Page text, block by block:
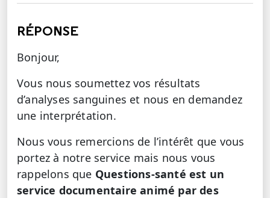
RÉPONSE
Bonjour,
Vous nous soumettez vos résultats
d’analyses sanguines et nous en demandez
une interprétation.
Nous vous remercions de l’intérêt que vous
portez à notre service mais nous vous
rappelons que Questions-santé est un
service documentaire animé par des